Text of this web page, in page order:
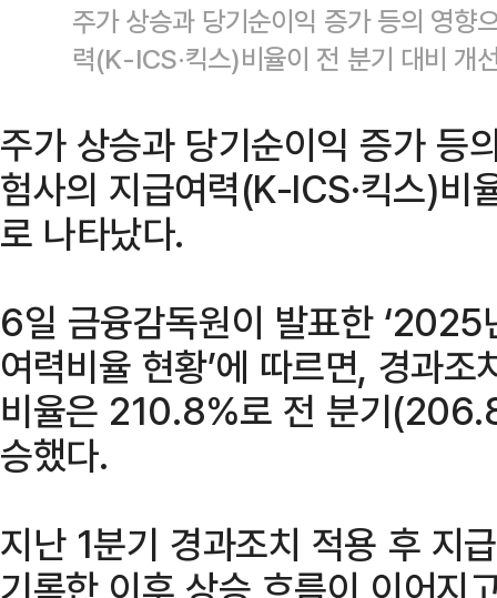
주가 상승과 당기순이익 증가 등의 영향
력(K-ICS·킥스)비율이 전 분기 대비 개
주가 상승과 당기순이익 증가 등
험사의 지급여력(K-ICS·킥스)비
로 나타났다.
6일 금융감독원이 발표한
여력비율 현황’에 따르면, 경과
비율은 210.8%로 전 분기
승했다.
지난 1분기 경과조치 적용 후 지
기록한 이후 상승 흐름이 이어지